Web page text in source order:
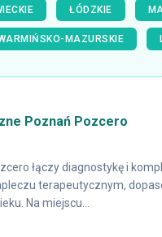
ŁÓDZKIE
MAZURSKIE
Poznań Pozcero
łączy diagnostykę i
terapeutycznym,
Na miejscu...